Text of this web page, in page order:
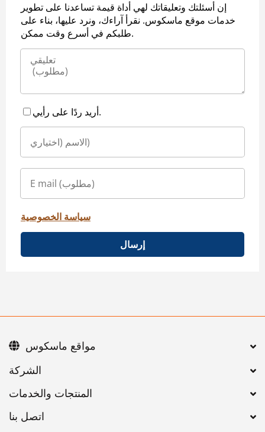
إن أسئلتك وتعليقاتك لهي أداة قيمة تساعدنا على تطوير
خدمات موقع ماسكوس. نقرأ آراءك، ونرد عليها، بناء على
طلبكم في أسرع وقت ممكن.
أريد ردًا على رأيي.
سياسة الخصوصية
إرسال
اتصل بنا
مواقع ماسكوس